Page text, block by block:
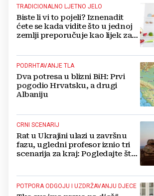
TRADICIONALNO LJETNO JELO
Biste li vi to pojeli? Iznenadit
ćete se kada vidite što u jednoj
zemlji preporučuje kao lijek za
PODRHTAVANJE TLA
Dva potresa u blizni BiH: Prvi
pogodio Hrvatsku, a drugi
Albaniju
CRNI SCENARIJ
Rat u Ukrajini ulazi u završnu
fazu, ugledni profesor iznio tri
scenarija za kraj: Pogledajte što
POTPORA ODGOJU I UZDRŽAVANJU DJECE